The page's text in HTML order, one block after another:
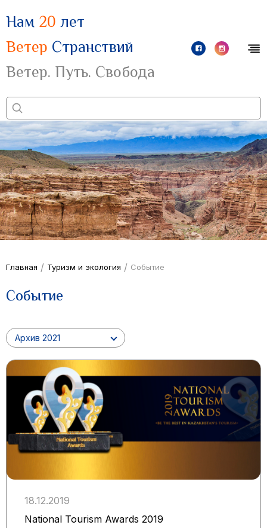
Нам 20 лет
Ветер Странствий
Ветер. Путь. Свобода
Главная / Туризм и экология / Событие
Событие
Архив 2021
18.12.2019
National Tourism Awards 2019